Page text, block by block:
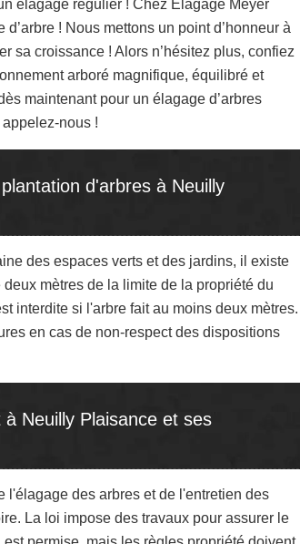
élagage régulier ! Chez Elagage Meyer
! Nous mettons un point d’honneur à
sa croissance ! Alors n’hésitez plus, confiez
arboré magnifique, équilibré et
maintenant pour un élagage d’arbres
nous !
d'arbres à Neuilly
des espaces verts et des jardins, il existe
mètres de la limite de la propriété du
interdite si l'arbre fait au moins deux mètres.
en cas de non-respect des dispositions
Neuilly Plaisance et ses
l'élagage des arbres et de l'entretien des
La loi impose des travaux pour assurer le